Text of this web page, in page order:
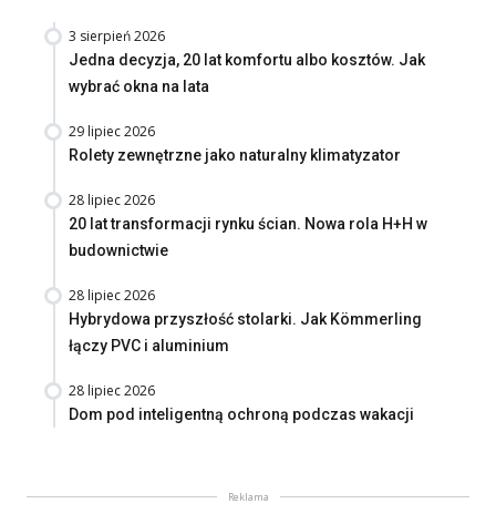
3 sierpień 2026
Jedna decyzja, 20 lat komfortu albo kosztów. Jak
wybrać okna na lata
29 lipiec 2026
Rolety zewnętrzne jako naturalny klimatyzator
28 lipiec 2026
20 lat transformacji rynku ścian. Nowa rola H+H w
budownictwie
28 lipiec 2026
Hybrydowa przyszłość stolarki. Jak Kömmerling
łączy PVC i aluminium
28 lipiec 2026
Dom pod inteligentną ochroną podczas wakacji
Reklama